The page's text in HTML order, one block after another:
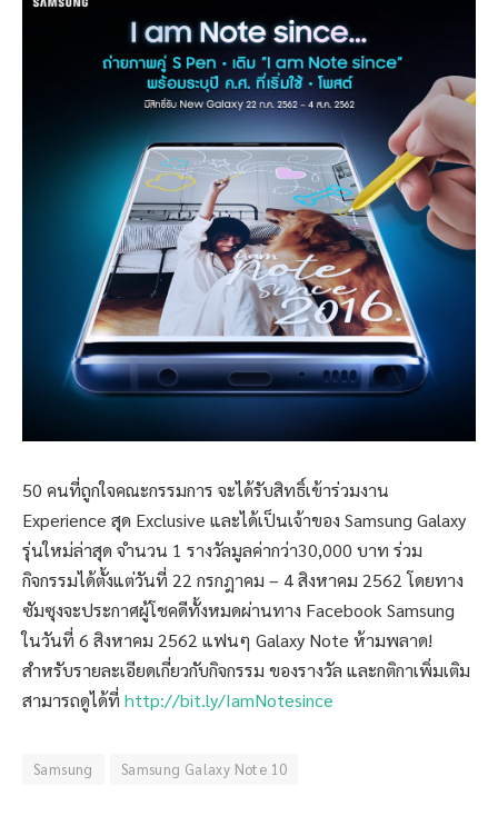
50 คนที่ถูกใจคณะกรรมการ จะได้รับสิทธิ์เข้าร่วมงาน
Experience สุด Exclusive และได้เป็นเจ้าของ Samsung Galaxy
รุ่นใหม่ล่าสุด จำนวน 1 รางวัลมูลค่ากว่า30,000 บาท ร่วม
กิจกรรมได้ตั้งแต่วันที่ 22 กรกฎาคม – 4 สิงหาคม 2562 โดยทาง
ซัมซุงจะประกาศผู้โชคดีทั้งหมดผ่านทาง Facebook Samsung
ในวันที่ 6 สิงหาคม 2562 แฟนๆ Galaxy Note ห้ามพลาด!
สำหรับรายละเอียดเกี่ยวกับกิจกรรม ของรางวัล และกติกาเพิ่มเติม
สามารถดูได้ที่ http://bit.ly/IamNotesince
Samsung Samsung Galaxy Note 10